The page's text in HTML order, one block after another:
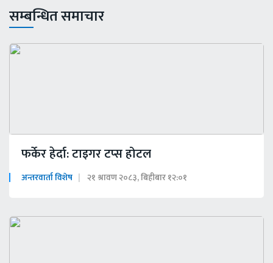
सम्बन्धित समाचार
फर्केर हेर्दा: टाइगर टप्स होटल
अन्तरवार्ता विशेष २१ श्रावण २०८३, बिहीबार १२:०१